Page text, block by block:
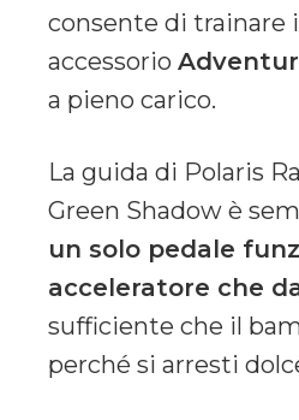
consente di trainare
accessorio
a pieno carico.
La guida di Polaris
Green Shadow è
un solo pedale
acceleratore che
sufficiente che il
perché si arresti